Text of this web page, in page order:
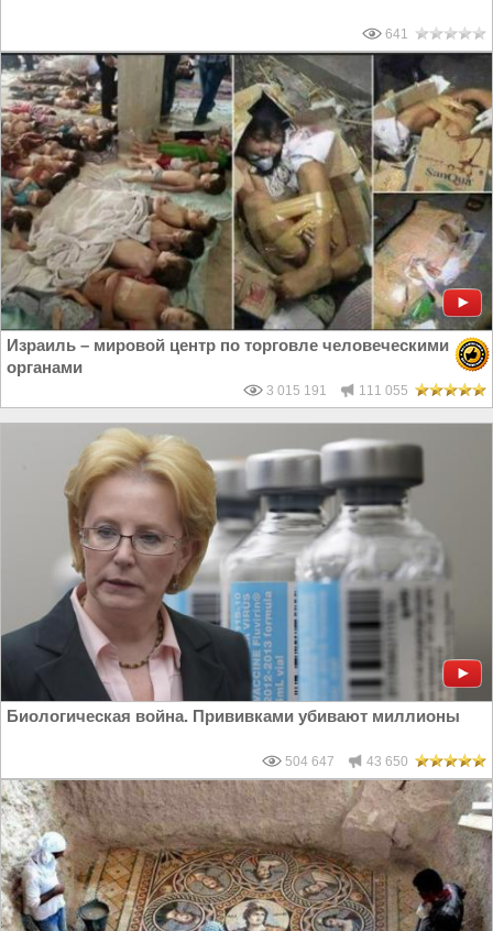
641
Израиль – мировой центр по торговле человеческими
органами
3 015 191 111 055
Биологическая война. Прививками убивают миллионы
504 647 43 650